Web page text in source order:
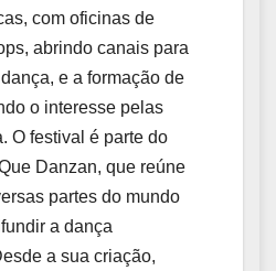
com oficinas de
abrindo canais para
e a formação de
o interesse pelas
O festival é parte do
Danzan, que reúne
partes do mundo
a dança
a sua criação,